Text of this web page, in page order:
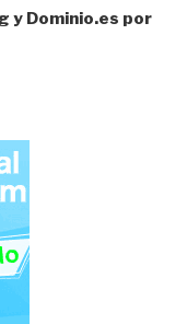
y Dominio.es por